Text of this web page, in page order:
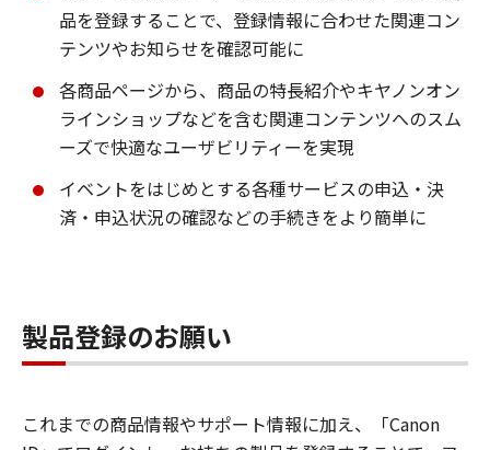
品を登録することで、登録情報に合わせた関連コン
テンツやお知らせを確認可能に
各商品ページから、商品の特長紹介やキヤノンオン
ラインショップなどを含む関連コンテンツへのスム
ーズで快適なユーザビリティーを実現
イベントをはじめとする各種サービスの申込・決
済・申込状況の確認などの手続きをより簡単に
製品登録のお願い
これまでの商品情報やサポート情報に加え、「Canon